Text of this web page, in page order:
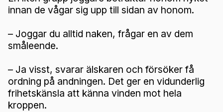
innan de vågar sig upp till sidan av honom.
– Joggar du alltid naken, frågar en av dem
småleende.
– Ja visst, svarar älskaren och försöker få
ordning på andningen. Det ger en vidunderlig
frihetskänsla att känna vinden mot hela
kroppen.